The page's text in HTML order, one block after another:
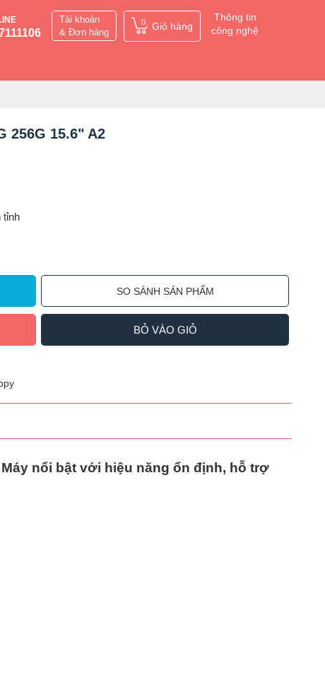
Tài khoản
& Đơn hàng
0 Giỏ hàng
Thông tin
công nghệ
256G 15.6" A2
tỉnh
SO SÁNH SẢN PHẨM
BỎ VÀO GIỎ
nổi bật với hiệu năng ổn định, hỗ trợ